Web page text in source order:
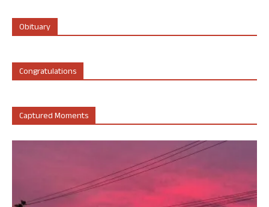
Obituary
Congratulations
Captured Moments